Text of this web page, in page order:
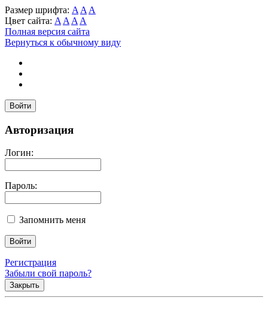
Размер шрифта: A A A
Цвет сайта: A A A A
Полная версия сайта
Вернуться к обычному виду
Войти
Авторизация
Логин:
Пароль:
Запомнить меня
Регистрация
Забыли свой пароль?
Закрыть